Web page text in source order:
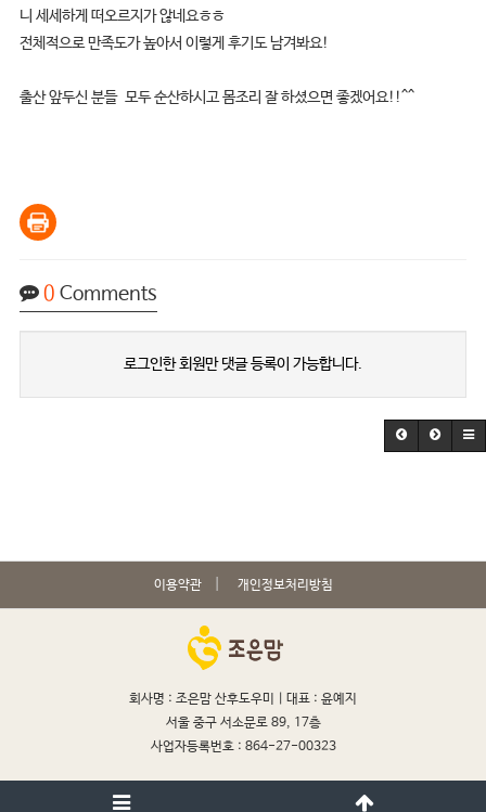
니 세세하게 떠오르지가 않네요ㅎㅎ
전체적으로 만족도가 높아서 이렇게 후기도 남겨봐요!
출산 앞두신 분들 모두 순산하시고 몸조리 잘 하셨으면 좋겠어요!!^^
0 Comments
로그인한 회원만 댓글 등록이 가능합니다.
이용약관 개인정보처리방침
회사명 : 조은맘 산후도우미 | 대표 : 윤예지
서울 중구 서소문로 89, 17층
사업자등록번호 : 864-27-00323